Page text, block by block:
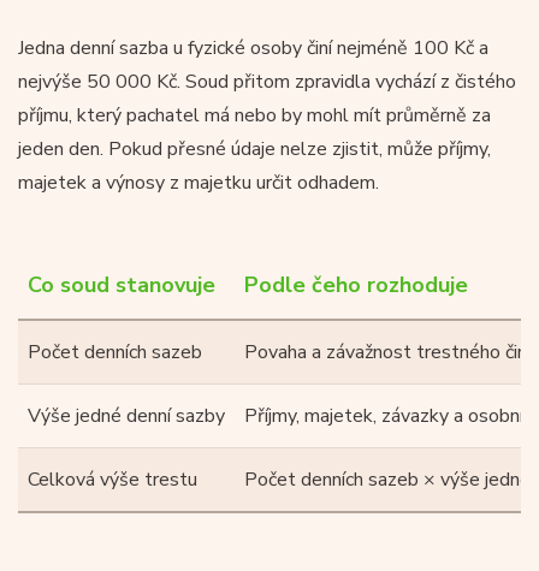
Jedna denní sazba u fyzické osoby činí nejméně 100 Kč a
nejvýše 50 000 Kč. Soud přitom zpravidla vychází z čistého
příjmu, který pachatel má nebo by mohl mít průměrně za
jeden den. Pokud přesné údaje nelze zjistit, může příjmy,
majetek a výnosy z majetku určit odhadem.
Co soud stanovuje Podle čeho rozhoduje
Počet denních sazeb Povaha a závažnost trestného činu
Výše jedné denní sazby Příjmy, majetek, závazky a osobní
Celková výše trestu Počet denních sazeb × výše jedné